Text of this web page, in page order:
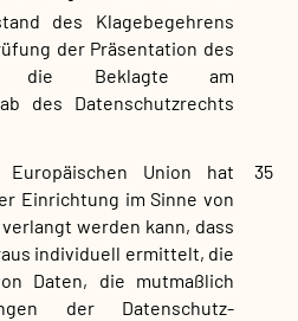
des Klagebegehrens
der Präsentation des
die Beklagte am
des Datenschutzrechts
35
Union hat
Einrichtung im Sinne von
werden kann, dass
individuell ermittelt, die
Daten, die mutmaßlich
der Datenschutz-